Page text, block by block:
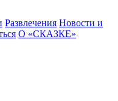
Развлечения Новости и
О «СКАЗКЕ»